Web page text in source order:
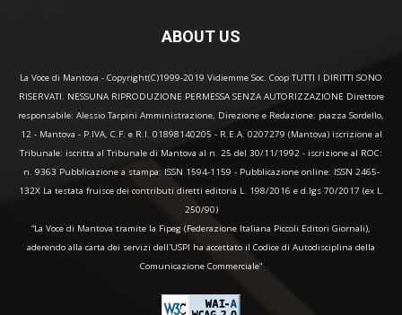
ABOUT US
La Voce di Mantova - Copyright(C)1999-2019 Vidiemme Soc. Coop TUTTI I DIRITTI SONO
RISERVATI. NESSUNA RIPRODUZIONE PERMESSA SENZA AUTORIZZAZIONE Direttore
responsabile: Alessio Tarpini Amministrazione, Direzione e Redazione: piazza Sordello,
12 - Mantova - P.IVA, C.F. e R.I. 01898140205 - R.E.A. 0207279 (Mantova) iscrizione al
Tribunale: iscritta al Tribunale di Mantova al n. 25 del 30/11/1992 - iscrizione al ROC:
n. 9363 Pubblicazione a stampa: ISSN 1594-1159 - Pubblicazione online: ISSN 2465-
132X La testata fruisce dei contributi diretti editoria L. 198/2016 e d.lgs 70/2017 (ex L.
250/90)
“La Voce di Mantova tramite la Fipeg (Federazione Italiana Piccoli Editori Giornali),
aderendo alla carta dei servizi dell'USPI ha accettato il Codice di Autodisciplina della
Comunicazione Commerciale"